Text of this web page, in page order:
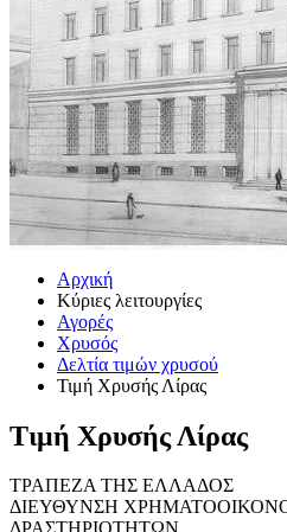
Αρχική
Κύριες λειτουργίες
Αγορές
Χρυσός
Δελτία τιμών χρυσού
Τιμή Χρυσής Λίρας
Τιμή Χρυσής Λίρας
ΤΡΑΠΕΖΑ ΤΗΣ ΕΛΛΑΔΟΣ
ΔΙΕΥΘΥΝΣΗ